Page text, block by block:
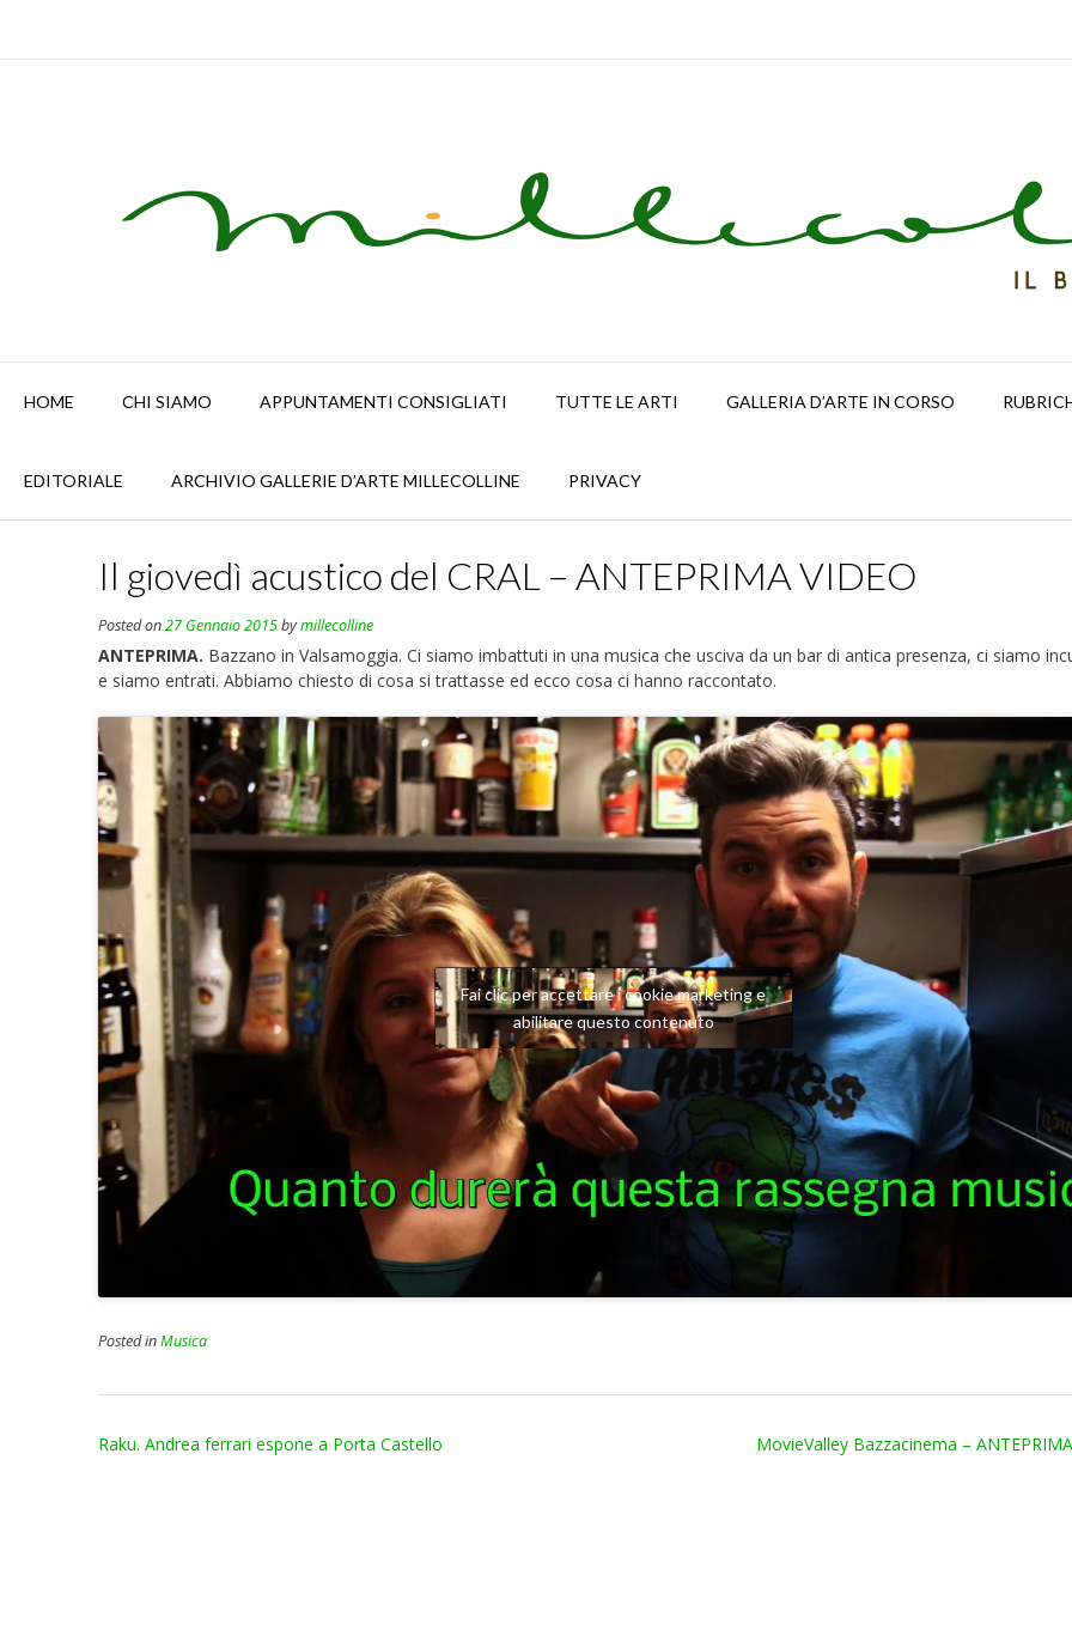
HOME CHI SIAMO APPUNTAMENTI CONSIGLIATI TUTTE LE ARTI GALLERIA D’ARTE IN CORSO
EDITORIALE ARCHIVIO GALLERIE D’ARTE MILLECOLLINE PRIVACY
Il giovedì acustico del CRAL – ANTEPRIMA VIDEO
Posted on27 Gennaio 2015bymillecolline
ANTEPRIMA. Bazzano in Valsamoggia. Ci siamo imbattuti in una musica che usciva da un bar di antica presenza, ci siamo
e siamo entrati. Abbiamo chiesto di cosa si trattasse ed ecco cosa ci hanno raccontato.
Fai clic per accettare i cookie marketing e
abilitare questo contenuto
Posted inMusica
Post
Raku. Andrea ferrari espone a Porta Castello MovieValley Bazzacinema –